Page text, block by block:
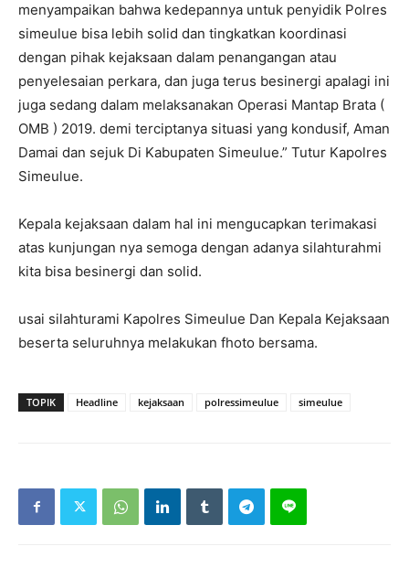
menyampaikan bahwa kedepannya untuk penyidik Polres
simeulue bisa lebih solid dan tingkatkan koordinasi
dengan pihak kejaksaan dalam penangangan atau
penyelesaian perkara, dan juga terus besinergi apalagi ini
juga sedang dalam melaksanakan Operasi Mantap Brata (
OMB ) 2019. demi terciptanya situasi yang kondusif, Aman
Damai dan sejuk Di Kabupaten Simeulue.” Tutur Kapolres
Simeulue.
Kepala kejaksaan dalam hal ini mengucapkan terimakasi
atas kunjungan nya semoga dengan adanya silahturahmi
kita bisa besinergi dan solid.
usai silahturami Kapolres Simeulue Dan Kepala Kejaksaan
beserta seluruhnya melakukan fhoto bersama.
TOPIK Headline kejaksaan polressimeulue simeulue